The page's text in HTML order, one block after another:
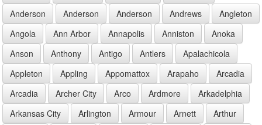
Anderson
Anderson Anderson Andrews
Angleton
Angola
Ann Arbor Annapolis Anniston
Anoka
Anson
Anthony Antigo Antlers
Apalachicola
Appleton
Appling Appomattox Arapaho
Arcadia
Arcadia
Archer City Arco Ardmore
Arkadelphia
Arkansas City
Arlington Armour Arnett
Arthur